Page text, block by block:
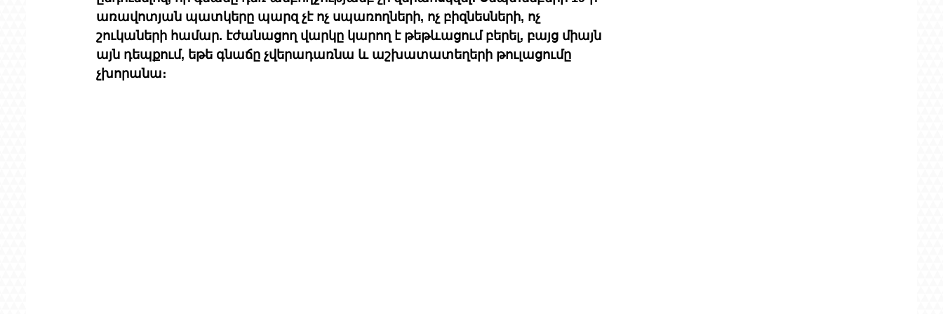
առավոտյան պատկերը պարզ չէ ոչ սպառողների, ոչ բիզնեսների, ոչ
շուկաների համար. էժանացող վարկը կարող է թեթևացում բերել, բայց միայն
այն դեպքում, եթե գնաճը չվերադառնա և աշխատատեղերի թուլացումը
չխորանա։